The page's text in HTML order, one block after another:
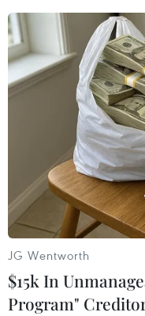
TIN LIÊN QUAN
JG Wentworth
$15k In
Program"